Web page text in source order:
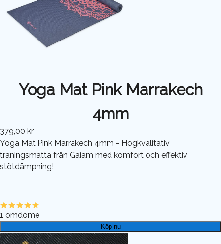
Yoga Mat Pink Marrakech
4mm
379,00 kr
Yoga Mat Pink Marrakech 4mm - Högkvalitativ
träningsmatta från Gaiam med komfort och effektiv
stötdämpning!
1 omdöme
Köp nu